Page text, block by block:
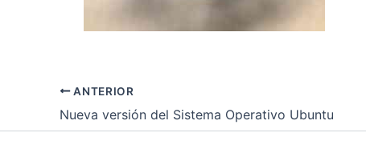
ANTERIOR
Nueva versión del Sistema Operativo Ubuntu